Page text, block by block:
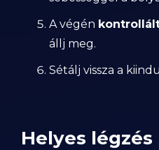
A végén
állj meg.
Sétálj vissza a
Helyes légzés